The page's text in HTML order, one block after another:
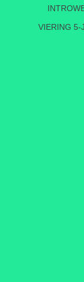
VIERING 5-